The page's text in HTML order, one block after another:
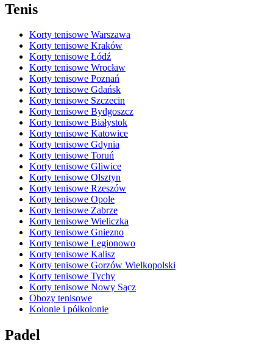
Tenis
Korty tenisowe Warszawa
Korty tenisowe Kraków
Korty tenisowe Łódź
Korty tenisowe Wrocław
Korty tenisowe Poznań
Korty tenisowe Gdańsk
Korty tenisowe Szczecin
Korty tenisowe Bydgoszcz
Korty tenisowe Białystok
Korty tenisowe Katowice
Korty tenisowe Gdynia
Korty tenisowe Toruń
Korty tenisowe Gliwice
Korty tenisowe Olsztyn
Korty tenisowe Rzeszów
Korty tenisowe Opole
Korty tenisowe Zabrze
Korty tenisowe Wieliczka
Korty tenisowe Gniezno
Korty tenisowe Legionowo
Korty tenisowe Kalisz
Korty tenisowe Gorzów Wielkopolski
Korty tenisowe Tychy
Korty tenisowe Nowy Sącz
Obozy tenisowe
Kolonie i półkolonie
Padel